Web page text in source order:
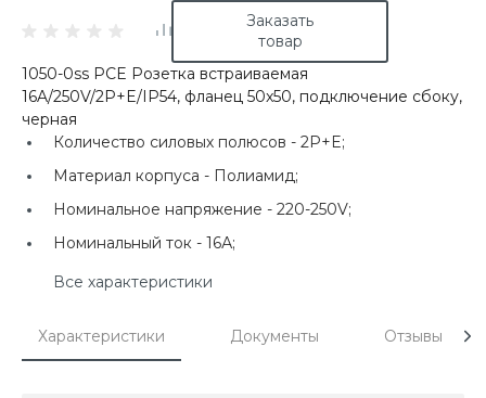
Заказать
товар
1050-0ss PCE Розетка встраиваемая
16A/250V/2P+E/IP54, фланец 50x50, подключение сбоку,
черная
Количество силовых полюсов - 2P+E;
Материал корпуса - Полиамид;
Номинальное напряжение - 220-250V;
Номинальный ток - 16А;
Все характеристики
Характеристики Документы Отзывы